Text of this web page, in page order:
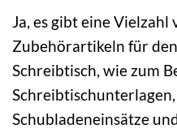
Ja, es gibt eine Vielzahl
Zubehörartikeln für
Schreibtisch, wie zum
Schubladeneinsätze